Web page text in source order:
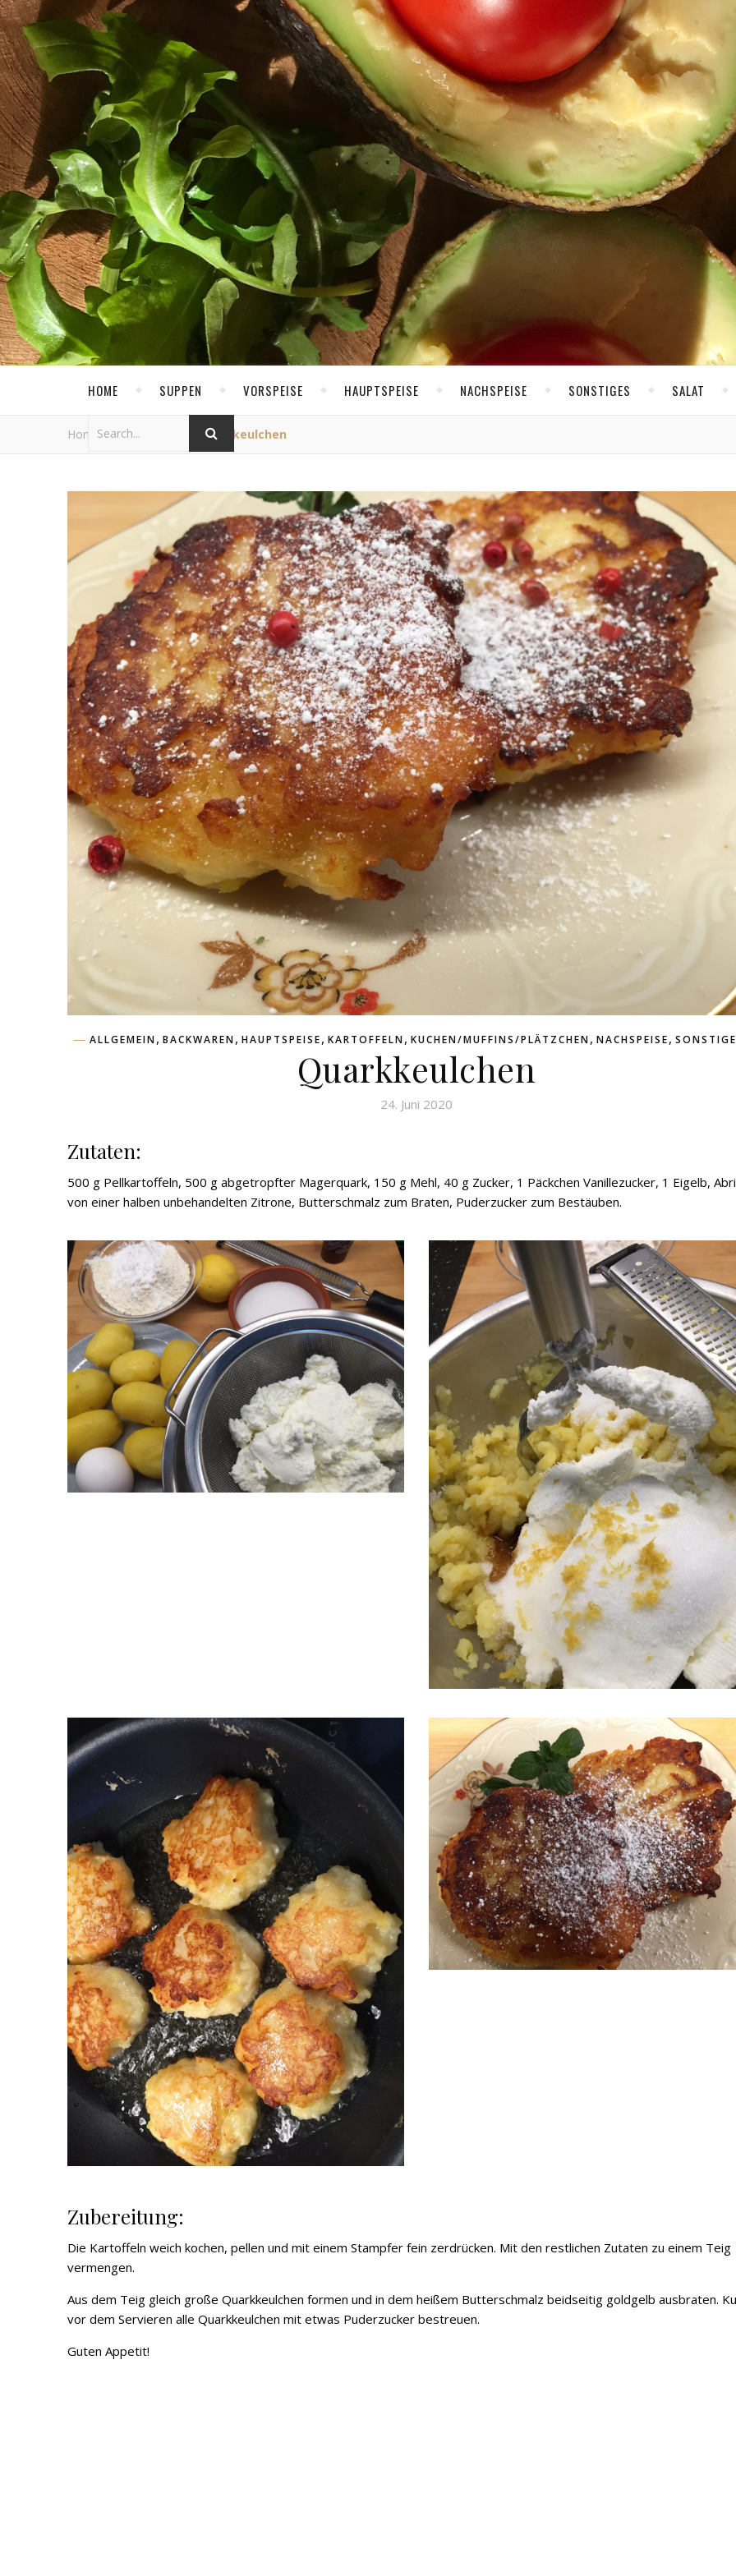
HOME SUPPEN VORSPEISE HAUPTSPEISE NACHSPEISE SONSTIGES SALAT
Home / Allgemein Quarkkeulchen
ALLGEMEIN, BACKWAREN, HAUPTSPEISE, KARTOFFELN, KUCHEN/MUFFINS/PLÄTZCHEN, NACHSPEISE,
Quarkkeulchen
24. Juni 2020
Zutaten:
500 g Pellkartoffeln, 500 g abgetropfter Magerquark, 150 g Mehl, 40 g Zucker, 1 Päckchen Vanillezucker, 1 Eigelb,
von einer halben unbehandelten Zitrone, Butterschmalz zum Braten, Puderzucker zum Bestäuben.
Zubereitung:
Die Kartoffeln weich kochen, pellen und mit einem Stampfer fein zerdrücken. Mit den restlichen Zutaten zu einem Teig
vermengen.
Aus dem Teig gleich große Quarkkeulchen formen und in dem heißem Butterschmalz beidseitig goldgelb ausbraten.
vor dem Servieren alle Quarkkeulchen mit etwas Puderzucker bestreuen.
Guten Appetit!